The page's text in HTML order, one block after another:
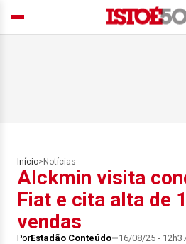
Início> Notícias
Alckmin visita
Fiat e cita alta de
vendas
PorEstadão Conteúdo 16/08/25 -